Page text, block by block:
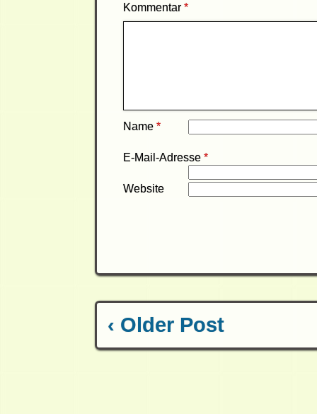
Kommentar*
Name*
E-Mail-Adresse*
Website
‹ Older Post